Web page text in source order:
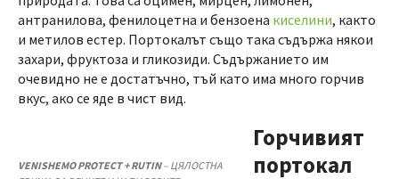
антранилова, фенилоцетна и бензоена киселини, както
и метилов естер. Портокалът също така съдържа някои
захари, фруктоза и гликозиди. Съдържанието им
очевидно не е достатъчно, тъй като има много горчив
вкус, ако се яде в чист вид.
VENISHEMO PROTECT + RUTIN– ЦЯЛОСТНА
Горчивият
портокал